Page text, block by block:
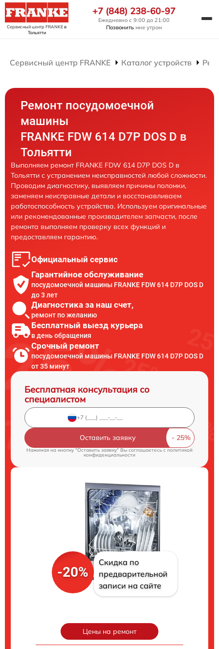
Сервисный центр FRANKEв
Тольятти
+7 (848) 238-60-97
Ежедневно с 9:00 до 21:00
Позвонить мне утром
Сервисный центр FRANKE Каталог устройств
Ремонт посудомоечной
машины
FRANKE FDW 614 D7P DOS D в
Тольятти
Выполняем ремонт FRANKE FDW 614 D7P DOS D в
Тольятти с устранением неисправностей любой сложности.
Проводим диагностику, выявляем причины поломки,
заменяем неисправные детали и восстанавливаем
работоспособность устройства. Используем оригинальные
или рекомендованные производителем запчасти, после
ремонта выполняем проверку всех функций и
предоставляем гарантию.
Официальный сервис
Гарантийное обслуживание
посудомоечной машины FRANKE FDW 614 D7P DOS D
до 3 лет
Диагностика за наш счет,
ремонт по желанию
Бесплатный выезд курьера
в день обращения
Срочный ремонт
посудомоечной машины FRANKE FDW 614 D7P DOS D
от 35 минут
Бесплатная консультация со
специалистом
Оставить заявку
Нажимая на кнопку "Оставить заявку" Вы соглашаетесь cполитикой
конфиденциальности
-20%
Скидка по
предварительной
записи на сайте
Цены на ремонт